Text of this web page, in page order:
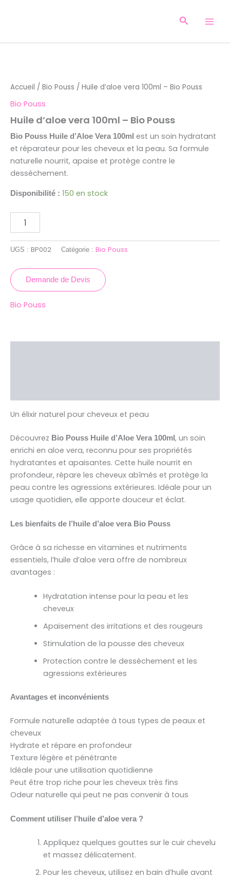
Accueil / Bio Pouss / Huile d’aloe vera 100ml – Bio Pouss
Bio Pouss
Huile d’aloe vera 100ml – Bio Pouss
Bio Pouss Huile d’Aloe Vera 100ml est un soin hydratant
et réparateur pour les cheveux et la peau. Sa formule
naturelle nourrit, apaise et protège contre le
dessèchement.
Disponibilité : 150 en stock
d'aloe
vera
-
Pouss
UGS : BP002 Catégorie : Bio Pouss
Demande de Devis
Bio Pouss
Un élixir naturel pour cheveux et peau
Découvrez Bio Pouss Huile d’Aloe Vera 100ml , un soin
enrichi en aloe vera, reconnu pour ses propriétés
hydratantes et apaisantes. Cette huile nourrit en
profondeur, répare les cheveux abîmés et protège la
peau contre les agressions extérieures. Idéale pour un
usage quotidien, elle apporte douceur et éclat.
Les bienfaits de l’huile d’aloe vera Bio Pouss
Grâce à sa richesse en vitamines et nutriments
essentiels, l’huile d’aloe vera offre de nombreux
avantages :
Hydratation intense pour la peau et les
cheveux
Apaisement des irritations et des rougeurs
Stimulation de la pousse des cheveux
Protection contre le dessèchement et les
agressions extérieures
Avantages et inconvénients
Formule naturelle adaptée à tous types de peaux et
cheveux
Hydrate et répare en profondeur
Texture légère et pénétrante
Idéale pour une utilisation quotidienne
Peut être trop riche pour les cheveux très fins
Odeur naturelle qui peut ne pas convenir à tous
Comment utiliser l’huile d’aloe vera ?
Appliquez quelques gouttes sur le cuir chevelu
et massez délicatement.
Pour les cheveux, utilisez en bain d’huile avant